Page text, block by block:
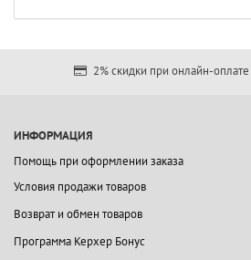
2% скидки при онлайн-оплате
ИНФОРМАЦИЯ
Помощь при оформлении заказа
Условия продажи товаров
Возврат и обмен товаров
Программа Керхер Бонус